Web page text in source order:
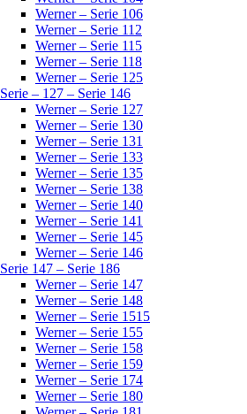
Werner – Serie 106
Werner – Serie 112
Werner – Serie 115
Werner – Serie 118
Werner – Serie 125
Serie – 127 – Serie 146
Werner – Serie 127
Werner – Serie 130
Werner – Serie 131
Werner – Serie 133
Werner – Serie 135
Werner – Serie 138
Werner – Serie 140
Werner – Serie 141
Werner – Serie 145
Werner – Serie 146
Serie 147 – Serie 186
Werner – Serie 147
Werner – Serie 148
Werner – Serie 1515
Werner – Serie 155
Werner – Serie 158
Werner – Serie 159
Werner – Serie 174
Werner – Serie 180